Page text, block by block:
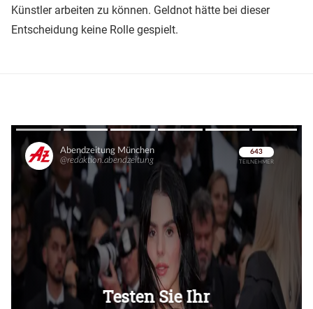
Künstler arbeiten zu können. Geldnot hätte bei dieser
Entscheidung keine Rolle gespielt.
Überspringen